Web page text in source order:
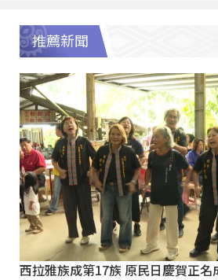
推薦新聞
西拉雅族成第17族 原民日慶賀正名